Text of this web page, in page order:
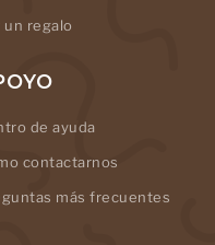
un regalo
de ayuda
contactarnos
más frecuentes